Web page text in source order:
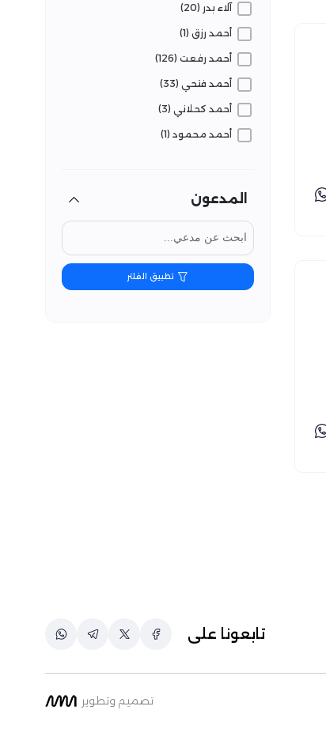
متضارب (267)
مشكوك فيه (23)
مضلل (720)
آلاء بدر (20)
أحمد رزق (1)
أحمد رفعت (126)
أحمد فتحي (33)
أحمد كحلاني (3)
أحمد محمود (1)
البراء المعاني (2)
بارلا علي (4)
تقوى نفزي (39)
طارق الشال وأحمد علي (1)
المدعون
تطبيق الفلتر
تابعونا على
تصميم وتطوير